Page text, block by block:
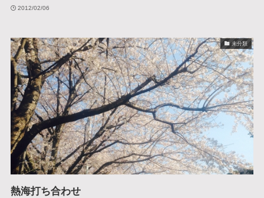
2012/02/06
未分類
熱海打ち合わせ